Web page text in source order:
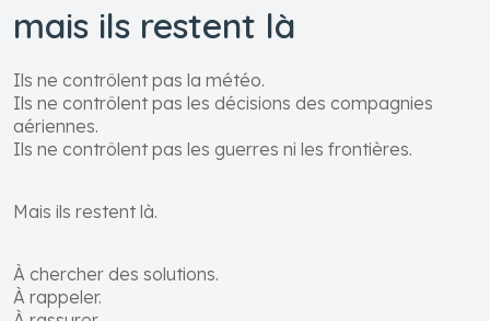
mais ils restent là
Ils ne contrôlent pas la météo.
Ils ne contrôlent pas les décisions des compagnies
aériennes.
Ils ne contrôlent pas les guerres ni les frontières.
Mais ils restent là.
À chercher des solutions.
À rappeler.